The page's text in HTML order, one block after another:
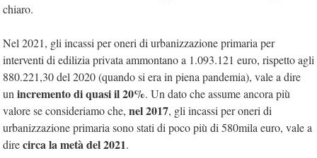
chiaro.
Nel 2021, gli incassi per oneri di urbanizzazione primaria per
interventi di edilizia privata ammontano a 1.093.121 euro, rispetto agli
880.221,30 del 2020 (quando si era in piena pandemia), vale a dire
un incremento di quasi il 20%. Un dato che assume ancora più
valore se consideriamo che, nel 2017, gli incassi per oneri di
urbanizzazione primaria sono stati di poco più di 580mila euro, vale a
direcirca la metà del 2021.